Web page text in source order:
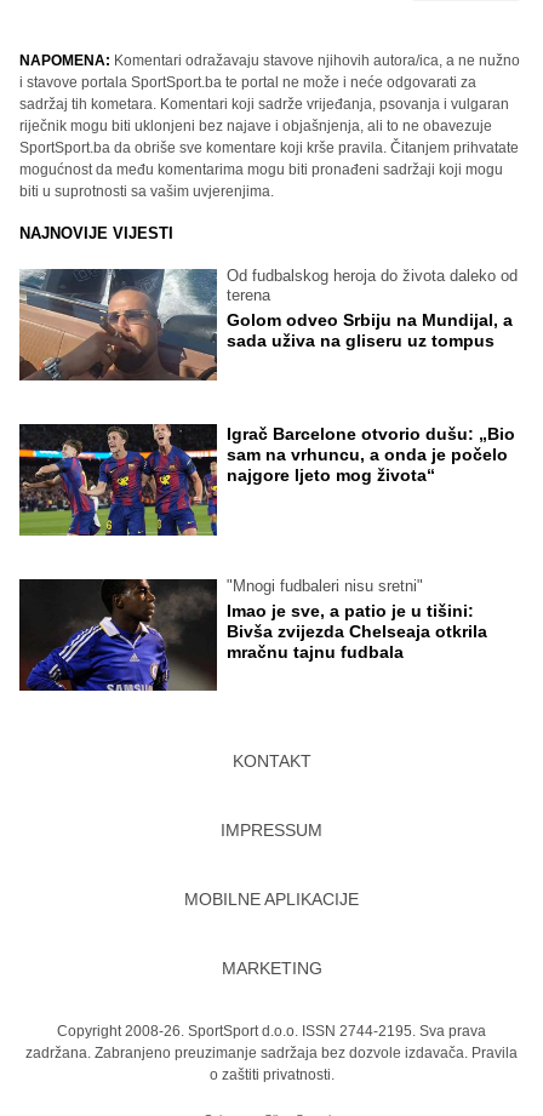
NAPOMENA: Komentari odražavaju stavove njihovih autora/ica, a ne nužno
i stavove portala SportSport.ba te portal ne može i neće odgovarati za
sadržaj tih kometara. Komentari koji sadrže vrijeđanja, psovanja i vulgaran
riječnik mogu biti uklonjeni bez najave i objašnjenja, ali to ne obavezuje
SportSport.ba da obriše sve komentare koji krše pravila. Čitanjem prihvatate
mogućnost da među komentarima mogu biti pronađeni sadržaji koji mogu
biti u suprotnosti sa vašim uvjerenjima.
NAJNOVIJE VIJESTI
Od fudbalskog heroja do života daleko od
terena
Golom odveo Srbiju na Mundijal, a
sada uživa na gliseru uz tompus
Igrač Barcelone otvorio dušu: „Bio
sam na vrhuncu, a onda je počelo
najgore ljeto mog života“
"Mnogi fudbaleri nisu sretni"
Imao je sve, a patio je u tišini:
Bivša zvijezda Chelseaja otkrila
mračnu tajnu fudbala
KONTAKT
IMPRESSUM
MOBILNE APLIKACIJE
MARKETING
Copyright 2008-26. SportSport d.o.o. ISSN 2744-2195. Sva prava
zadržana. Zabranjeno preuzimanje sadržaja bez dozvole izdavača. Pravila
o zaštiti privatnosti.